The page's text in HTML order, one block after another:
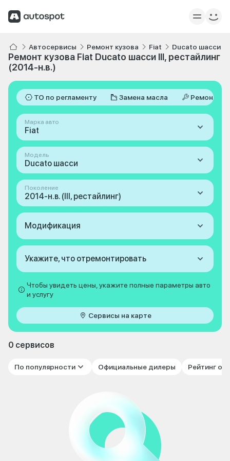
Автосервисы Ремонт кузова Fiat Ducato шасси
Ремонт кузова Fiat Ducato шасси III, рестайлинг
(2014-н.в.)
ТО по регламенту Замена масла Ремонт
Марка авто
Fiat
Модель
Ducato шасси
Поколение
2014-н.в. (III, рестайлинг)
Модификация
Укажите, что отремонтировать
Чтобы увидеть цены, укажите полные параметры авто
и услугу
Сервисы на карте
0 сервисов
По популярности Официальные дилеры Рейтинг